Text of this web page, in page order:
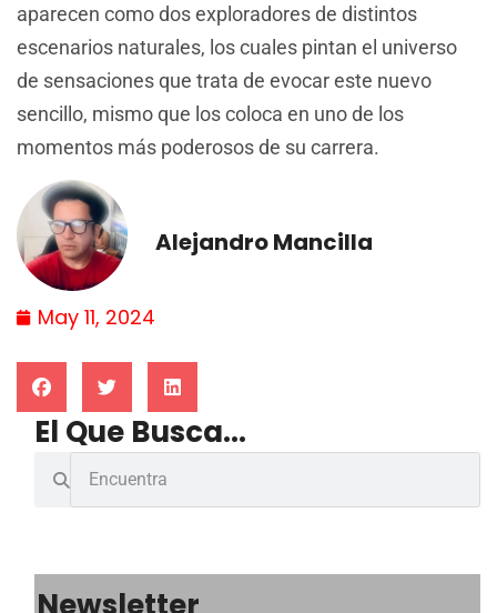
aparecen como dos exploradores de distintos
escenarios naturales, los cuales pintan el universo
de sensaciones que trata de evocar este nuevo
sencillo, mismo que los coloca en uno de los
momentos más poderosos de su carrera.
Alejandro Mancilla
May 11, 2024
El Que Busca...